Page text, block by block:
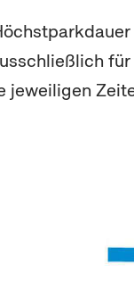
jeweiligen